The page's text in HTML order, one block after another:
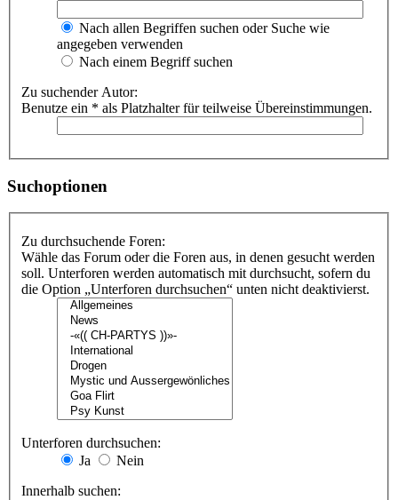
Nach allen Begriffen suchen oder Suche wie
angegeben verwenden
Nach einem Begriff suchen
Zu suchender Autor:
Benutze ein * als Platzhalter für teilweise Übereinstimmungen.
Suchoptionen
Zu durchsuchende Foren:
Wähle das Forum oder die Foren aus, in denen gesucht werden
soll. Unterforen werden automatisch mit durchsucht, sofern du
die Option „Unterforen durchsuchen“ unten nicht deaktivierst.
Unterforen durchsuchen:
Ja
Nein
Innerhalb suchen: